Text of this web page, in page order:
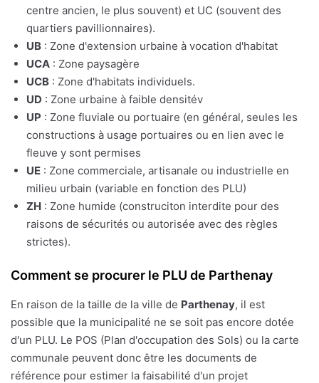
centre ancien, le plus souvent) et UC (souvent des
quartiers pavillionnaires).
UB : Zone d'extension urbaine à vocation d'habitat
UCA : Zone paysagère
UCB : Zone d'habitats individuels.
UD : Zone urbaine à faible densitév
UP : Zone fluviale ou portuaire (en général, seules les
constructions à usage portuaires ou en lien avec le
fleuve y sont permises
UE : Zone commerciale, artisanale ou industrielle en
milieu urbain (variable en fonction des PLU)
ZH : Zone humide (construciton interdite pour des
raisons de sécurités ou autorisée avec des règles
strictes).
Comment se procurer le PLU de Parthenay
En raison de la taille de la ville de Parthenay, il est
possible que la municipalité ne se soit pas encore dotée
d'un PLU. Le POS (Plan d'occupation des Sols) ou la carte
communale peuvent donc être les documents de
référence pour estimer la faisabilité d'un projet